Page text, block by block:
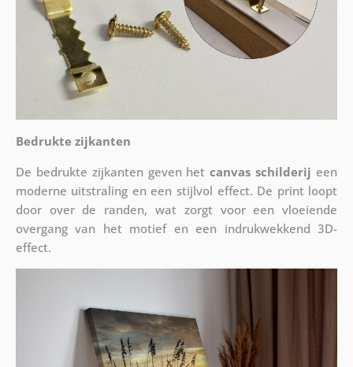
Bedrukte zijkanten
De bedrukte zijkanten geven hetcanvas schilderij een
moderne uitstraling en een stijlvol effect. De print loopt
door over de randen, wat zorgt voor een vloeiende
overgang van het motief en een indrukwekkend 3D-
effect.